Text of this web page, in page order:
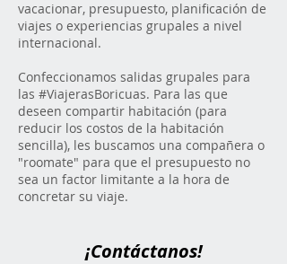
vacacionar, presupuesto, planificación de
viajes o experiencias grupales a nivel
internacional.
Confeccionamos salidas grupales para
las #ViajerasBoricuas. Para las que
deseen compartir habitación (para
reducir los costos de la habitación
sencilla), les buscamos una compañera o
"roomate" para que el presupuesto no
sea un factor limitante a la hora de
concretar su viaje.
¡Contáctanos!